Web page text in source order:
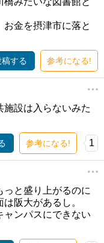
金を摂津市に落と
稿する 参考になる!
施設は入らないみた
参考になる! 1
と盛り上がるのに
阪大があるし。
ャンパスにできない